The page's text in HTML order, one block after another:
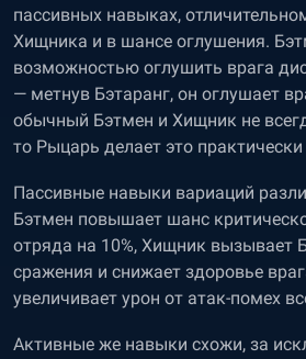
пассивных навыках,
Хищника и в шансе оглушения.
возможностью оглушить врага
— метнув Бэтаранг, он оглушает
обычный Бэтмен и Хищник не
то Рыцарь делает это практически
Пассивные навыки вариаций
Бэтмен повышает шанс
отряда на 10%, Хищник вызывает
сражения и снижает здоровье
увеличивает урон от атак-помех
Активные же навыки схожи, за